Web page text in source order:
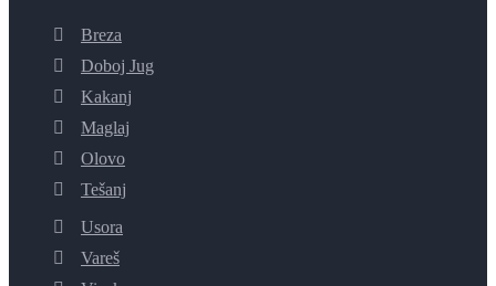
Breza
Doboj Jug
Kakanj
Maglaj
Olovo
Tešanj
Usora
Vareš